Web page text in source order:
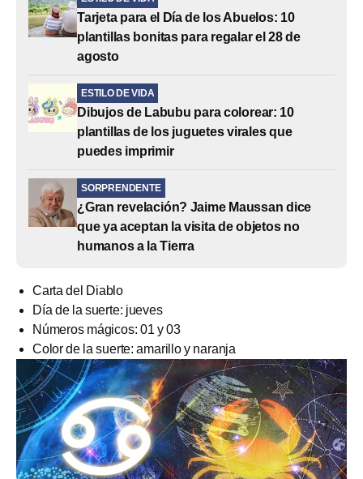
Tarjeta para el Día de los Abuelos: 10
plantillas bonitas para regalar el 28 de
agosto
ESTILO DE VIDA
Dibujos de Labubu para colorear: 10
plantillas de los juguetes virales que
puedes imprimir
SORPRENDENTE
¿Gran revelación? Jaime Maussan dice
que ya aceptan la visita de objetos no
humanos a la Tierra
Carta del Diablo
Día de la suerte: jueves
Números mágicos: 01 y 03
Color de la suerte: amarillo y naranja